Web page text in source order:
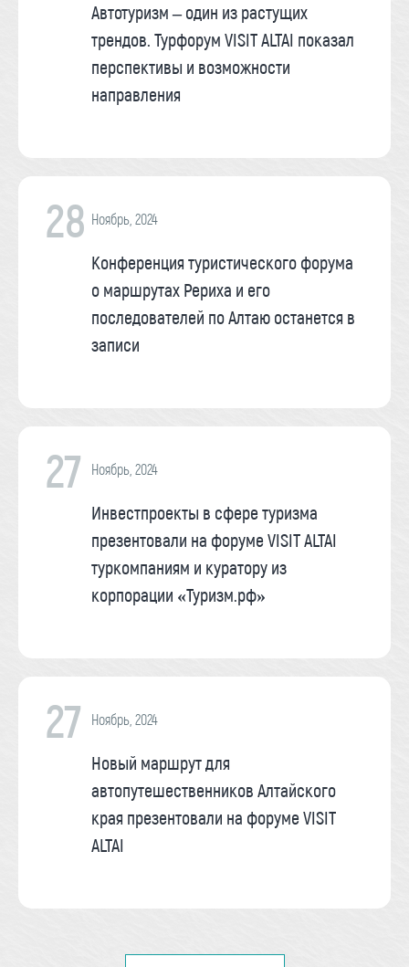
Автотуризм – один из растущих
трендов. Турфорум VISIT ALTAI показал
перспективы и возможности
направления
28 Ноябрь, 2024
Конференция туристического форума
о маршрутах Рериха и его
последователей по Алтаю останется в
записи
27 Ноябрь, 2024
Инвестпроекты в сфере туризма
презентовали на форуме VISIT ALTAI
туркомпаниям и куратору из
корпорации «Туризм.рф»
27 Ноябрь, 2024
Новый маршрут для
автопутешественников Алтайского
края презентовали на форуме VISIT
ALTAI